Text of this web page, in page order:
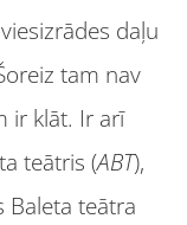
daļu
tam nav
ir klāt. Ir arī
teātris (ABT),
Baleta teātra